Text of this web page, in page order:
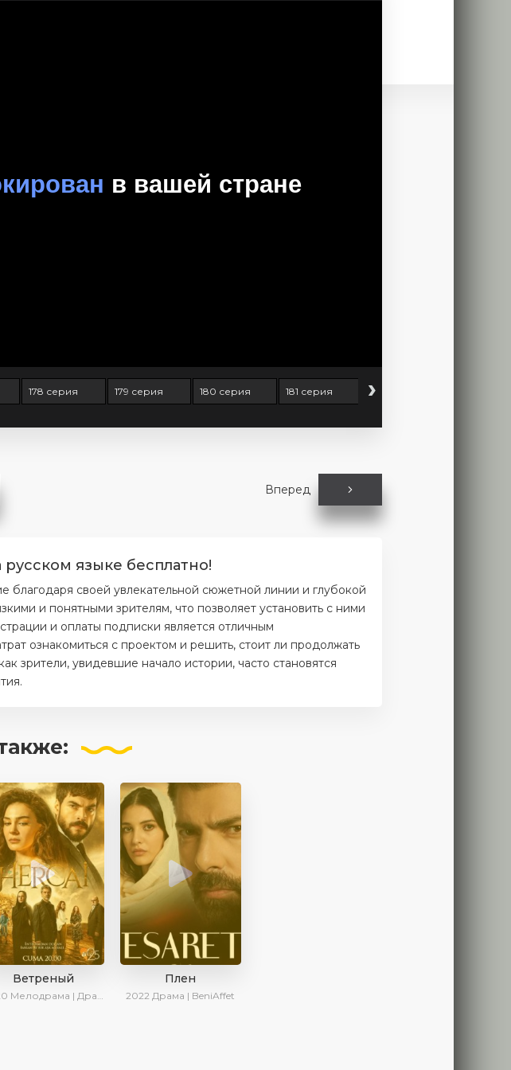
178 серия 179 серия 180 серия 181 серия 182 серия
›
Вперед
языке бесплатно!
благодаря своей увлекательной сюжетной линии и глубокой
и понятными зрителям, что позволяет установить с ними
и оплаты подписки является отличным
ознакомиться с проектом и решить, стоит ли продолжать
зрители, увидевшие начало истории, часто становятся
Ветреный
Мелодрама | Драма | SesDizi | Ирина Котова | AveTurk
Плен
2022 Драма | BeniAffet